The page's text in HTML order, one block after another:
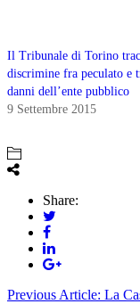
Il Tribunale di Torino
discrimine fra peculato e
danni dell’ente pubblico
9 Settembre 2015
Share:
Previous Article: La